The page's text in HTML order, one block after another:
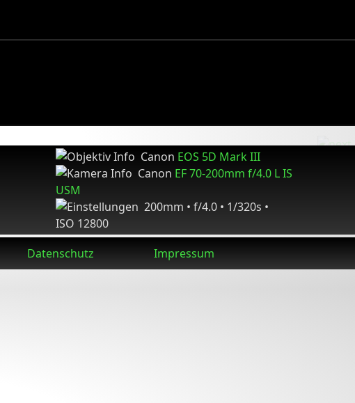
Canon EOS 5D Mark III
Canon EF 70-200mm f/4.0 L IS
USM
200mm • f/4.0 • 1/320s •
ISO 12800
Datenschutz Impressum